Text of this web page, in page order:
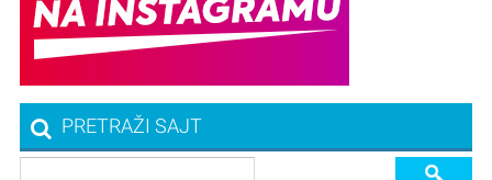
PRETRAŽI SAJT